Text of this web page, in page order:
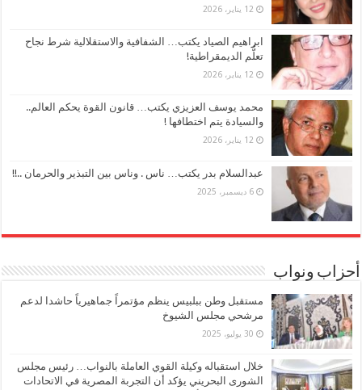
12 يناير، 2026
ابراهيم الصياد يكتب… الشفافية والاستقلالية شرط نجاح
تعلُّم الديمقراطية!
12 يناير، 2026
محمد يوسف العزيزي يكتب… قانون القوة يحكم العالم..
والسيادة يتم اختطافها !
12 يناير، 2026
عبدالسلام بدر يكتب… ناس . وناس بين التبذير والحرمان ..!!
6 ديسمبر، 2025
أحزاب ونواب
مستقبل وطن ببلبيس ينظم مؤتمراً جماهيرياً حاشدا لدعم
مرشحي مجلس الشيوخ
30 يوليو، 2025
خلال استقباله وكيلة القوي العاملة بالنواب… رئيس مجلس
الشورى البحريني يؤكد أن التجربة المصرية في الاتحادات